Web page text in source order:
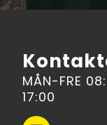
MÅN-FRE
17:00